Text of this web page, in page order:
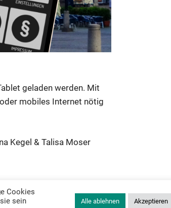
geladen werden. Mit
mobiles Internet nötig
Kegel & Talisa Moser
Cookies
sein
Alle ablehnen Akzeptieren